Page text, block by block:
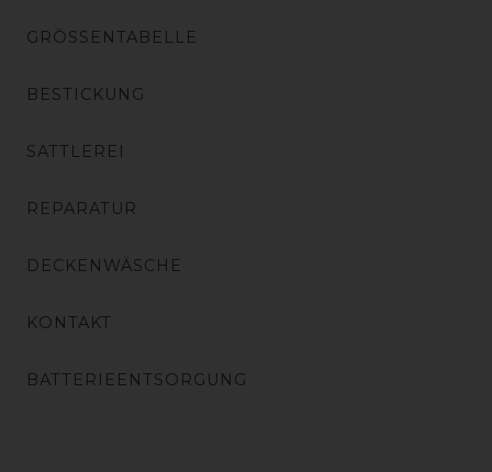
GRÖSSENTABELLE
BESTICKUNG
SATTLEREI
REPARATUR
DECKENWÄSCHE
KONTAKT
BATTERIEENTSORGUNG